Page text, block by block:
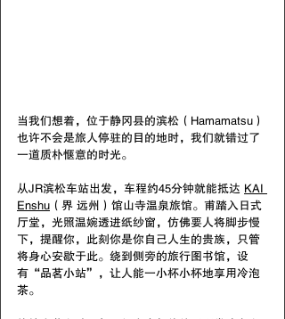
当我们想着，位于静冈县的滨松（Hamamatsu）
也许不会是旅人停驻的目的地时，我们就错过了
一道质朴惬意的时光。
从JR滨松车站出发，车程约45分钟就能抵达 KAI
Enshu （界 远州）馆山寺温泉旅馆。甫踏入日式
厅堂，光照温婉透进纸纱窗，仿佛要人将脚步慢
下，提醒你，此刻你是你自己人生的贵族，只管
将身心安歇于此。绕到侧旁的旅行图书馆，设
有“品茗小站”，让人能一小杯小杯地享用冷泡
茶。